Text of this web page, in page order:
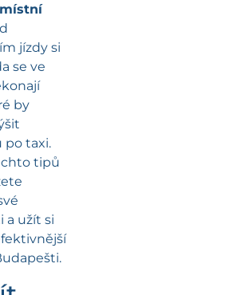
jízdy si
se ve
by
po taxi.
tipů
a užít si